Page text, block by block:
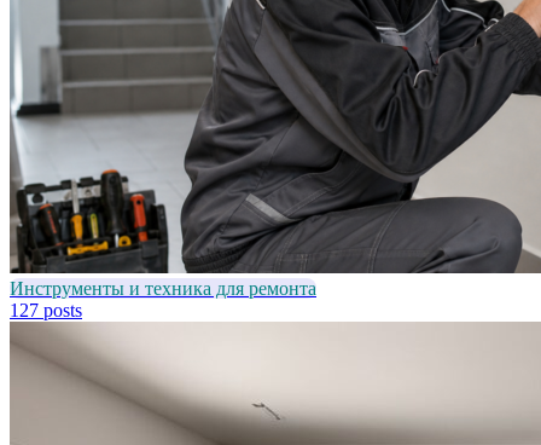
Инструменты и техника для ремонта
127 posts